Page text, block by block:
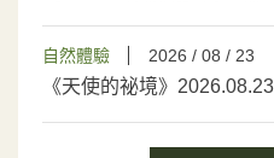
自然體驗 2026 / 08 / 23
《天使的祕境》